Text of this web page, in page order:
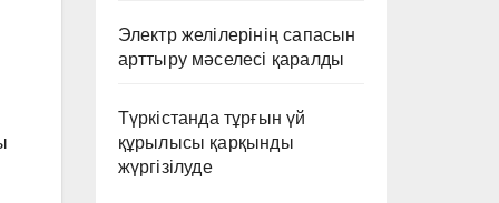
Электр желілерінің сапасын
арттыру мәселесі қаралды
Түркістанда тұрғын үй
құрылысы қарқынды
жүргізілуде